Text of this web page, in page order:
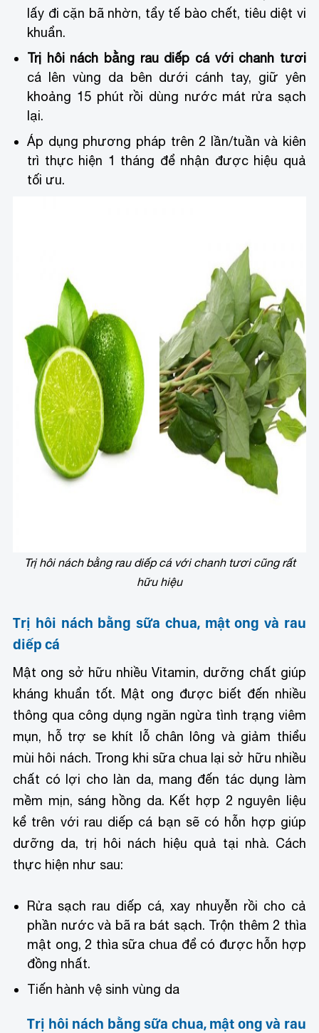
lấy đi cặn bã nhờn, tẩy tế bào chết, tiêu diệt vi
khuẩn.
Trị hôi nách bằng rau diếp cá với chanh tươi
cá lên vùng da bên dưới cánh tay, giữ yên
khoảng 15 phút rồi dùng nước mát rửa sạch
lại.
Áp dụng phương pháp trên 2 lần/tuần và kiên
trì thực hiện 1 tháng để nhận được hiệu quả
tối ưu.
Trị hôi nách bằng rau diếp cá với chanh tươi cũng rất
hữu hiệu
Trị hôi nách bằng sữa chua, mật ong và rau
diếp cá
Mật ong sở hữu nhiều Vitamin, dưỡng chất giúp
kháng khuẩn tốt. Mật ong được biết đến nhiều
thông qua công dụng ngăn ngừa tình trạng viêm
mụn, hỗ trợ se khít lỗ chân lông và giảm thiểu
mùi hôi nách. Trong khi sữa chua lại sở hữu nhiều
chất có lợi cho làn da, mang đến tác dụng làm
mềm mịn, sáng hồng da. Kết hợp 2 nguyên liệu
kể trên với rau diếp cá bạn sẽ có hỗn hợp giúp
dưỡng da, trị hôi nách hiệu quả tại nhà. Cách
thực hiện như sau:
Rửa sạch rau diếp cá, xay nhuyễn rồi cho cả
phần nước và bã ra bát sạch. Trộn thêm 2 thìa
mật ong, 2 thìa sữa chua để có được hỗn hợp
đồng nhất.
Tiến hành vệ sinh vùng da
Trị hôi nách bằng sữa chua, mật ong và rau